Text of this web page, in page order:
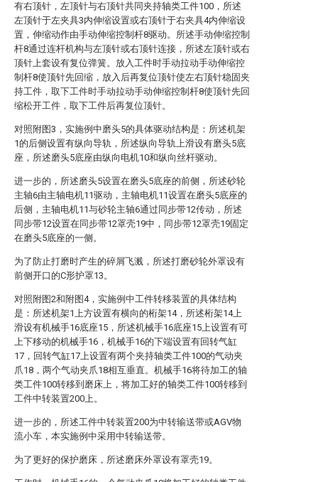
有右顶针，左顶针与右顶针共同夹持轴类工件100，所述
左顶针于左夹具3内伸缩设置或右顶针于右夹具4内伸缩设
置，伸缩动作由手动伸缩控制杆8驱动。所述手动伸缩控制
杆8通过连杆机构与左顶针或右顶针连接，所述左顶针或右
顶针上套设有复位弹簧。放入工件时手动拉动手动伸缩控
制杆8使顶针先回缩，放入后再复位顶针使左右顶针稳固夹
持工件，取下工件时手动拉动手动伸缩控制杆8使顶针先回
缩松开工件，取下工件后再复位顶针。
对照附图3，实施例中磨头5的具体驱动结构是：所述机架
1的后侧设置有纵向导轨，所述纵向导轨上滑设有磨头5底
座，所述磨头5底座由纵向电机10和纵向丝杆驱动。
进一步的，所述磨头5设置在磨头5底座的前侧，所述砂轮
主轴6由主轴电机11驱动，主轴电机11设置在磨头5底座的
后侧，主轴电机11与砂轮主轴6通过同步带12传动，所述
同步带12设置在同步带12罩壳19中，同步带12罩壳19固定
在磨头5底座的一侧。
为了防止打磨时产生的碎屑飞溅，所述打磨砂轮外罩设有
前侧开口的C形护罩13。
对照附图2和附图4，实施例中工件转移装置的具体结构
是：所述机架1上方设置有横向的桁架14，所述桁架14上
滑设有机械手16底座15，所述机械手16底座15上设置有可
上下移动的机械手16，机械手16的下端设置有回转气缸
17，回转气缸17上设置有两个夹持轴类工件100的气动夹
爪18，两个气动夹爪18相互垂直。机械手16将待加工的轴
类工件100转移到磨床上，将加工好的轴类工件100转移到
工件中转装置200上。
进一步的，所述工件中转装置200为中转输送带或AGV物
流小车，本实施例中采用中转输送带。
为了更好的保护磨床，所述磨床外罩设有罩壳19。